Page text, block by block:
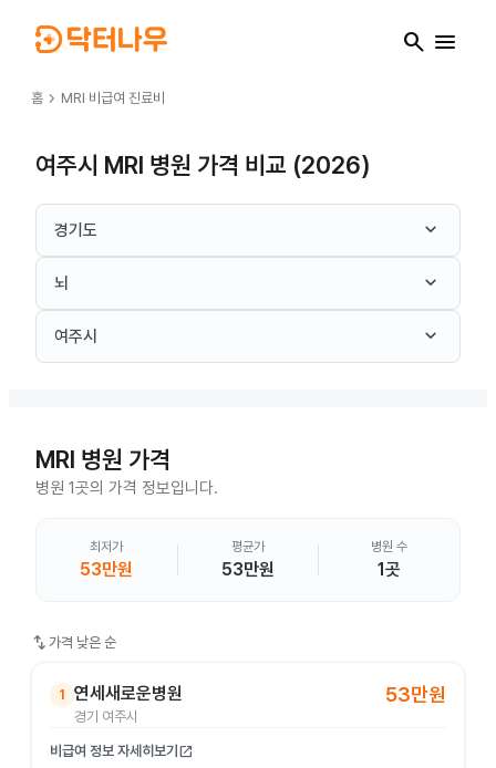
search menu
홈 chevron_right MRI 비급여 진료비
여주시 MRI 병원 가격 비교 (2026)
경기도 keyboard_arrow_down
뇌 keyboard_arrow_down
여주시 keyboard_arrow_down
MRI 병원 가격
병원 1곳의 가격 정보입니다.
최저가
53만원
평균가
53만원
병원 수
1곳
swap_vert 가격 낮은 순
1 연세새로운병원
경기 여주시
53만원
비급여 정보 자세히보기 open_in_new